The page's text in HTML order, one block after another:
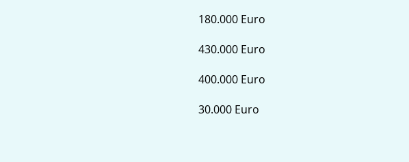
180.000 Euro
430.000 Euro
400.000 Euro
30.000 Euro